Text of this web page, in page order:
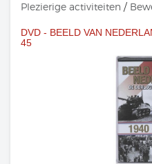
Plezierige activiteiten /
DVD - BEELD VAN
45